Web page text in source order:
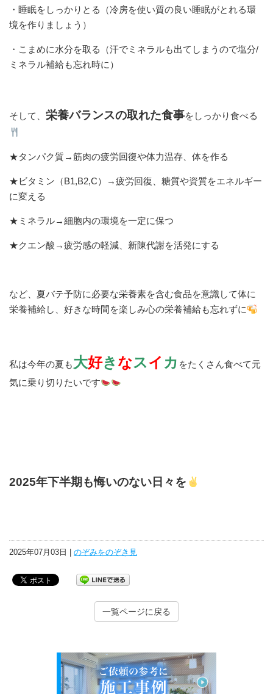
・睡眠をしっかりとる（冷房を使い質の良い睡眠がとれる環
境を作りましょう）
・こまめに水分を取る（汗でミネラルも出てしまうので塩分/
ミネラル補給も忘れ時に）
そして、 栄養バランスの取れた食事をしっかり食べる
★タンパク質→筋肉の疲労回復や体力温存、体を作る
★ビタミン（B1,B2,C）→疲労回復、糖質や資質をエネルギー
に変える
★ミネラル→細胞内の環境を一定に保つ
★クエン酸→疲労感の軽減、新陳代謝を活発にする
など、夏バテ予防に必要な栄養素を含む食品を意識して体に
栄養補給し、好きな時間を楽しみ心の栄養補給も忘れずに
私は今年の夏も大好き なスイ カ をたくさん食べて元
気に乗り切りたいです
2025年下半期も悔いのない日々を
2025年07月03日 | のぞみをのぞき見
一覧ページに戻る